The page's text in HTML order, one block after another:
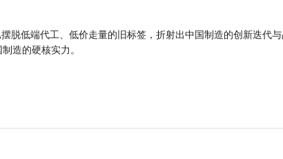
脱低端代工、低价走量的旧标签，折射出中国制造的创新迭代
造的硬核实力。